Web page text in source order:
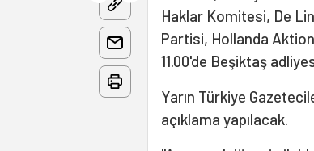
Haklar Komitesi, De
Partisi, Hollanda
11.00'de Beşiktaş
Yarın Türkiye
açıklama yapılacak.